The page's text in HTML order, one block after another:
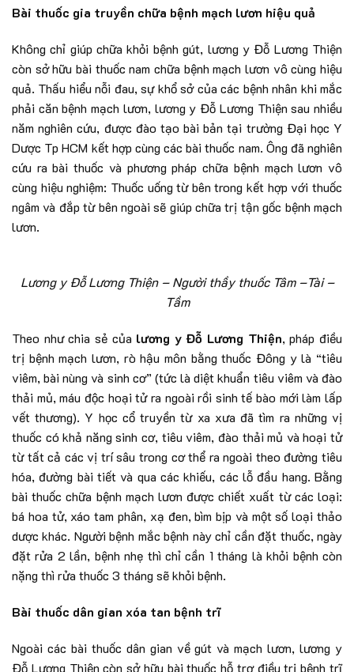
Bài thuốc gia truyền chữa bệnh mạch lươn hiệu quả
Không chỉ giúp chữa khỏi bệnh gút, lương y Đỗ Lương Thiện
còn sở hữu bài thuốc nam chữa bệnh mạch lươn vô cùng hiệu
quả. Thấu hiểu nỗi đau, sự khổ sở của các bệnh nhân khi mắc
phải căn bệnh mạch lươn, lương y Đỗ Lương Thiện sau nhiều
năm nghiên cứu, được đào tạo bài bản tại trường Đại học Y
Dược Tp HCM kết hợp cùng các bài thuốc nam. Ông đã nghiên
cứu ra bài thuốc và phương pháp chữa bệnh mạch lươn vô
cùng hiệu nghiệm: Thuốc uống từ bên trong kết hợp với thuốc
ngâm và đắp từ bên ngoài sẽ giúp chữa trị tận gốc bệnh mạch
lươn.
Lương y Đỗ Lương Thiện – Người thầy thuốc Tâm –Tài –
Tầm
Theo như chia sẻ của lương y Đỗ Lương Thiện, pháp điều
trị bệnh mạch lươn, rò hậu môn bằng thuốc Đông y là “tiêu
viêm, bài nùng và sinh cơ” (tức là diệt khuẩn tiêu viêm và đào
thải mủ, máu độc hoại tử ra ngoài rồi sinh tế bào mới làm lấp
vết thương). Y học cổ truyền từ xa xưa đã tìm ra những vị
thuốc có khả năng sinh cơ, tiêu viêm, đào thải mủ và hoại tử
từ tất cả các vị trí sâu trong cơ thể ra ngoài theo đường tiêu
hóa, đường bài tiết và qua các khiếu, các lỗ đầu hang. Bằng
bài thuốc chữa bệnh mạch lươn được chiết xuất từ các loại:
bá hoa tử, xáo tam phân, xạ đen, bìm bịp và một số loại thảo
dược khác. Người bệnh mắc bệnh này chỉ cần đặt thuốc, ngày
đặt rửa 2 lần, bệnh nhẹ thì chỉ cần 1 tháng là khỏi bệnh còn
nặng thì rửa thuốc 3 tháng sẽ khỏi bệnh.
Bài thuốc dân gian xóa tan bệnh trĩ
Ngoài các bài thuốc dân gian về gút và mạch lươn, lương y
Đỗ Lương Thiện còn sở hữu bài thuốc hỗ trợ điều trị bệnh trĩ